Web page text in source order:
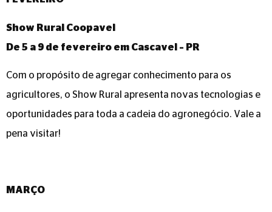
Show Rural Coopavel
De 5 a 9 de fevereiro em Cascavel – PR
Com o propósito de agregar conhecimento para os
agricultores, o Show Rural apresenta novas tecnologias e
oportunidades para toda a cadeia do agronegócio. Vale a
pena visitar!
MARÇO